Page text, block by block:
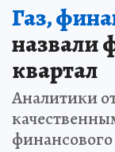
Газ,
назвали
квартал
Аналитики